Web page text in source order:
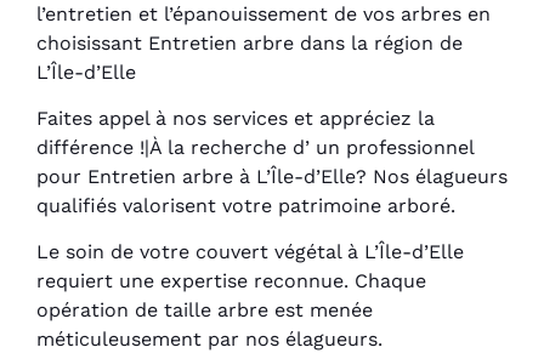
l’entretien et l’épanouissement de vos arbres en
choisissant Entretien arbre dans la région de
L’Île-d’Elle
Faites appel à nos services et appréciez la
différence !|À la recherche d’ un professionnel
pour Entretien arbre à L’Île-d’Elle? Nos élagueurs
qualifiés valorisent votre patrimoine arboré.
Le soin de votre couvert végétal à L’Île-d’Elle
requiert une expertise reconnue. Chaque
opération de taille arbre est menée
méticuleusement par nos élagueurs.